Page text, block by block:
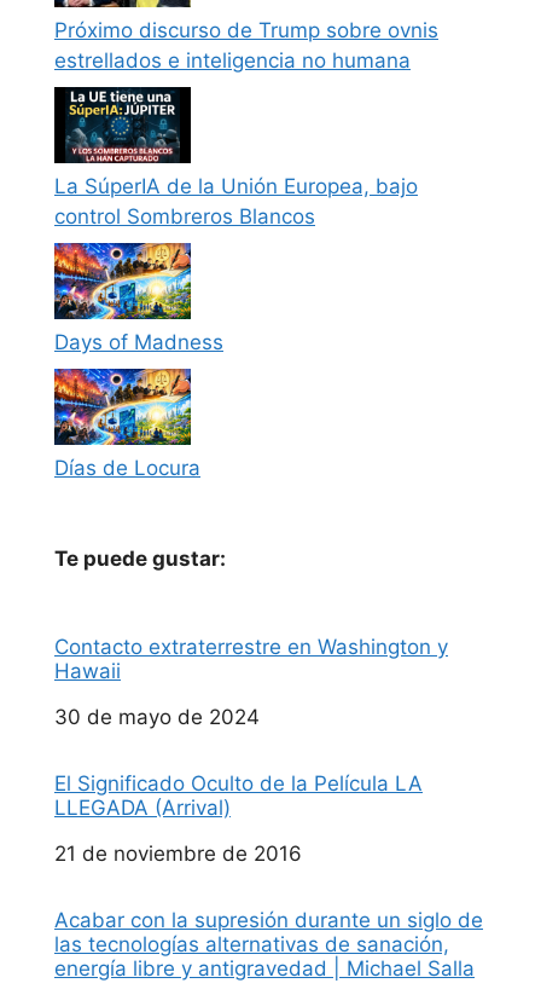
Próximo discurso de Trump sobre ovnis
estrellados e inteligencia no humana
La SúperIA de la Unión Europea, bajo
control Sombreros Blancos
Days of Madness
Días de Locura
Te puede gustar:
Contacto extraterrestre en Washington y
Hawaii
Fecha
30 de mayo de 2024
El Significado Oculto de la Película LA
LLEGADA (Arrival)
Fecha
21 de noviembre de 2016
Acabar con la supresión durante un siglo de
las tecnologías alternativas de sanación,
energía libre y antigravedad | Michael Salla